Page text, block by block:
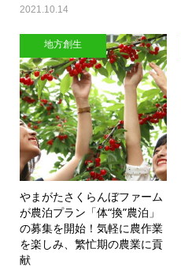
2021.10.14
地方創生
やまがたさくらんぼファーム
が農泊プラン「体“換”農泊」
の募集を開始！気軽に農作業
を楽しみ、繁忙期の農業に貢
献